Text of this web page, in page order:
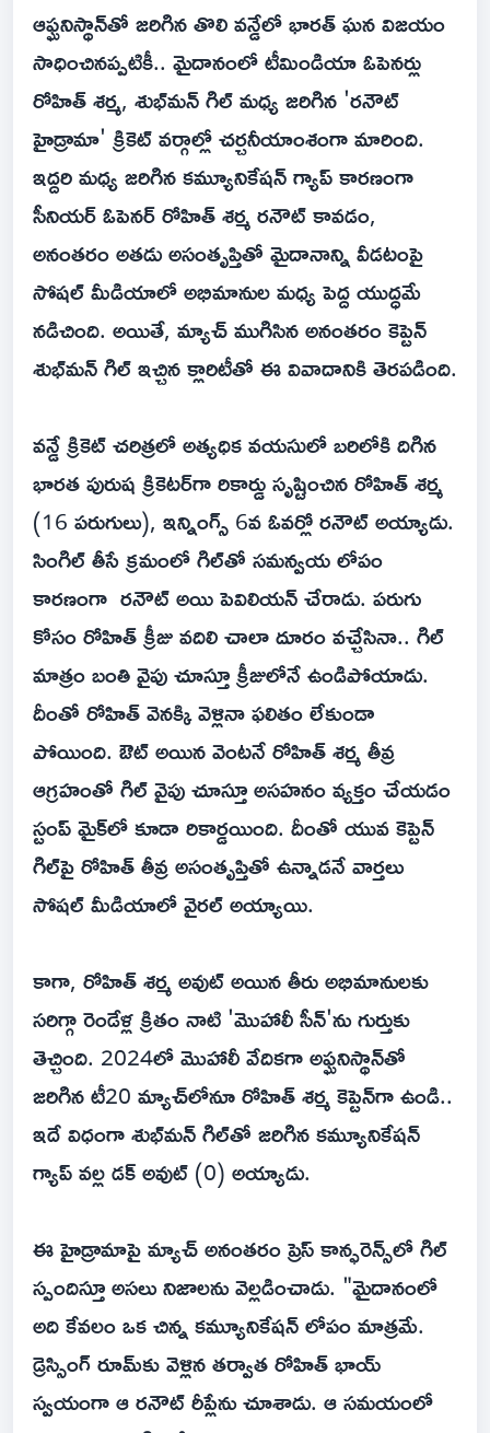
ఆఫ్ఘనిస్థాన్‌తో జరిగిన తొలి వన్డేలో భారత్ ఘన విజయం
సాధించినప్పటికీ.. మైదానంలో టీమిండియా ఓపెనర్లు
రోహిత్ శర్మ, శుభ్‌మన్ గిల్‌ మధ్య జరిగిన 'రనౌట్
హైడ్రామా' క్రికెట్ వర్గాల్లో చర్చనీయాంశంగా మారింది.
ఇద్దరి మధ్య జరిగిన కమ్యూనికేషన్ గ్యాప్ కారణంగా
సీనియర్ ఓపెనర్ రోహిత్ శర్మ రనౌట్ కావడం,
అనంతరం అతడు అసంతృప్తితో మైదానాన్ని వీడటంపై
సోషల్ మీడియాలో అభిమానుల మధ్య పెద్ద యుద్ధమే
నడిచింది. అయితే, మ్యాచ్ ముగిసిన అనంతరం కెప్టెన్
శుభ్‌మన్ గిల్ ఇచ్చిన క్లారిటీతో ఈ వివాదానికి తెరపడింది.
వన్డే క్రికెట్ చరిత్రలో అత్యధిక వయసులో బరిలోకి దిగిన
భారత పురుష క్రికెటర్‌గా రికార్డు సృష్టించిన రోహిత్ శర్మ
(16 పరుగులు), ఇన్నింగ్స్ 6వ ఓవర్లో రనౌట్ అయ్యాడు.
సింగిల్ తీసే క్రమంలో గిల్‌తో సమన్వయ లోపం
కారణంగా రనౌట్ అయి పెవిలియన్ చేరాడు. పరుగు
కోసం రోహిత్ క్రీజు వదిలి చాలా దూరం వచ్చేసినా.. గిల్
మాత్రం బంతి వైపు చూస్తూ క్రీజులోనే ఉండిపోయాడు.
దీంతో రోహిత్ వెనక్కి వెళ్లినా ఫలితం లేకుండా
పోయింది. ఔట్ అయిన వెంటనే రోహిత్ శర్మ తీవ్ర
ఆగ్రహంతో గిల్‌ వైపు చూస్తూ అసహనం వ్యక్తం చేయడం
స్టంప్ మైక్‌లో కూడా రికార్డయింది. దీంతో యువ కెప్టెన్
గిల్‌పై రోహిత్ తీవ్ర అసంతృప్తితో ఉన్నాడనే వార్తలు
సోషల్ మీడియాలో వైరల్ అయ్యాయి.
కాగా, రోహిత్ శర్మ అవుట్ అయిన తీరు అభిమానులకు
సరిగ్గా రెండేళ్ల క్రితం నాటి 'మొహాలీ సీన్'ను గుర్తుకు
తెచ్చింది. 2024లో మొహాలీ వేదికగా అఫ్ఘనిస్థాన్‌తో
జరిగిన టీ20 మ్యాచ్‌లోనూ రోహిత్ శర్మ కెప్టెన్‌గా ఉండి..
ఇదే విధంగా శుభ్‌మన్ గిల్‌తో జరిగిన కమ్యూనికేషన్
గ్యాప్ వల్ల డక్ అవుట్ (0) అయ్యాడు.
ఈ హైడ్రామాపై మ్యాచ్ అనంతరం ప్రెస్ కాన్ఫరెన్స్‌లో గిల్
స్పందిస్తూ అసలు నిజాలను వెల్లడించాడు. "మైదానంలో
అది కేవలం ఒక చిన్న కమ్యూనికేషన్ లోపం మాత్రమే.
డ్రెస్సింగ్ రూమ్‌కు వెళ్లిన తర్వాత రోహిత్ భాయ్
స్వయంగా ఆ రనౌట్ రీప్లేను చూశాడు. ఆ సమయంలో